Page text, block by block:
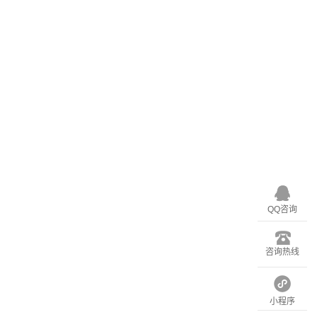
QQ咨询
咨询热线
小程序